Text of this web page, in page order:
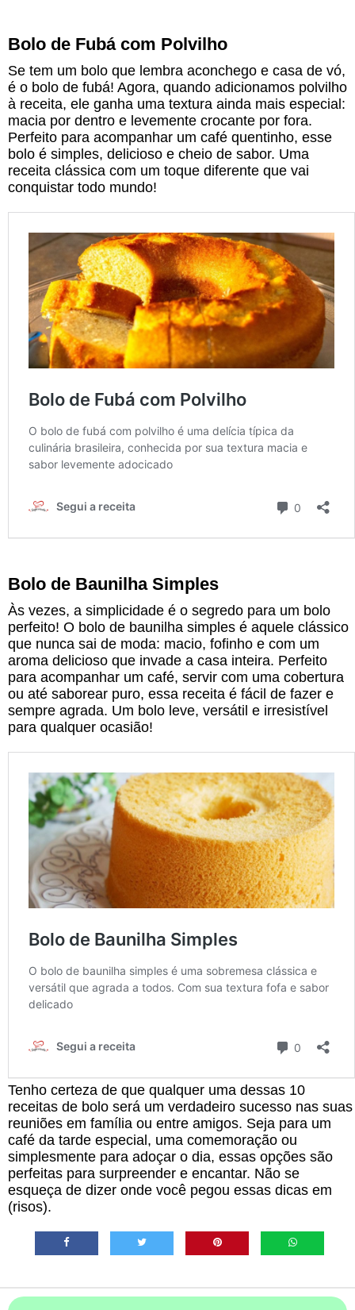
Bolo de Fubá com Polvilho
Se tem um bolo que lembra aconchego e casa de vó,
é o bolo de fubá! Agora, quando adicionamos polvilho
à receita, ele ganha uma textura ainda mais especial:
macia por dentro e levemente crocante por fora.
Perfeito para acompanhar um café quentinho, esse
bolo é simples, delicioso e cheio de sabor. Uma
receita clássica com um toque diferente que vai
conquistar todo mundo!
Bolo de Baunilha Simples
Às vezes, a simplicidade é o segredo para um bolo
perfeito! O bolo de baunilha simples é aquele clássico
que nunca sai de moda: macio, fofinho e com um
aroma delicioso que invade a casa inteira. Perfeito
para acompanhar um café, servir com uma cobertura
ou até saborear puro, essa receita é fácil de fazer e
sempre agrada. Um bolo leve, versátil e irresistível
para qualquer ocasião!
Tenho certeza de que qualquer uma dessas 10
receitas de bolo será um verdadeiro sucesso nas suas
reuniões em família ou entre amigos. Seja para um
café da tarde especial, uma comemoração ou
simplesmente para adoçar o dia, essas opções são
perfeitas para surpreender e encantar. Não se
esqueça de dizer onde você pegou essas dicas em
(risos).